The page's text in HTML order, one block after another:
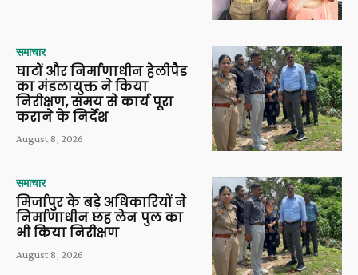
समाचार
घाटों और निर्माणाधीन हेलीपैड
का मंडलायुक्त ने किया
निरीक्षण, समय से कार्य पूरा
कराने के निर्देश
August 8, 2026
समाचार
मिर्जापुर के बड़े अधिकारियों ने
निर्माणाधीन छह लेन पुल का
भी किया निरीक्षण
August 8, 2026